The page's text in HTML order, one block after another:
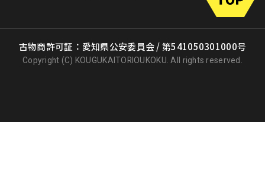
古物商許可証：愛知県公安委員会 / 第541050301000号
Copyright (C) KOUGUKAITORIOUKOKU. All rights reserved.